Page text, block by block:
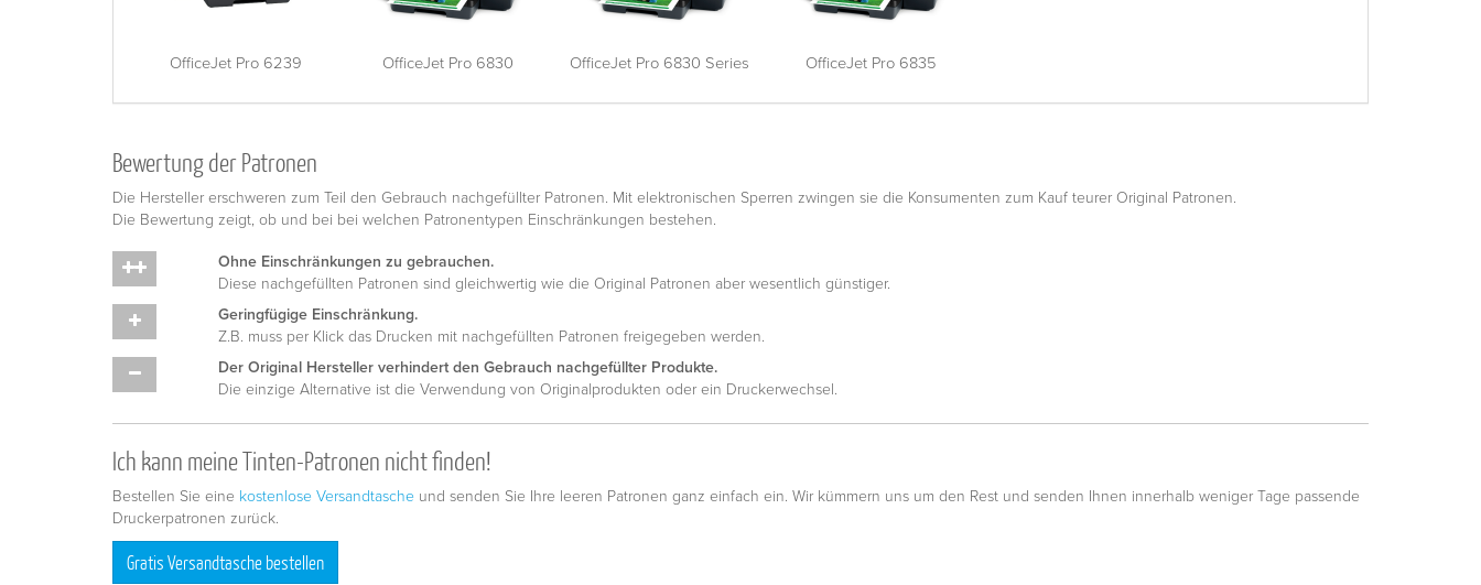
OfficeJet Pro 6239 OfficeJet Pro 6830 OfficeJet Pro 6830 Series OfficeJet Pro 6835
Bewertung der Patronen
Die Hersteller erschweren zum Teil den Gebrauch nachgefüllter Patronen. Mit elektronischen Sperren zwingen sie die Konsumenten zum Kauf teurer Original Patronen.
Die Bewertung zeigt, ob und bei bei welchen Patronentypen Einschränkungen bestehen.
Ohne Einschränkungen zu gebrauchen.
Diese nachgefüllten Patronen sind gleichwertig wie die Original Patronen aber wesentlich günstiger.
Geringfügige Einschränkung.
Z.B. muss per Klick das Drucken mit nachgefüllten Patronen freigegeben werden.
Der Original Hersteller verhindert den Gebrauch nachgefüllter Produkte.
Die einzige Alternative ist die Verwendung von Originalprodukten oder ein Druckerwechsel.
Ich kann meine Tinten-Patronen nicht finden!
Bestellen Sie eine kostenlose Versandtasche und senden Sie Ihre leeren Patronen ganz einfach ein. Wir kümmern uns um den Rest und senden Ihnen innerhalb weniger Tage passende
Druckerpatronen zurück.
Gratis Versandtasche bestellen